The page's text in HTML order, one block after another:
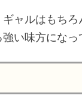
ャルはもち
い味方になっ